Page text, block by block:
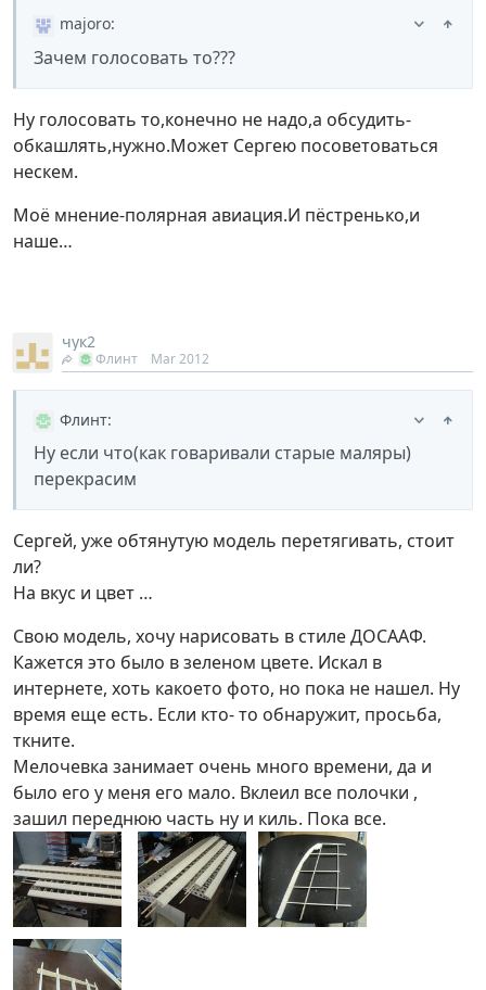
majoro:
Зачем голосовать то???
Ну голосовать то,конечно не надо,а обсудить-
обкашлять,нужно.Может Сергею посоветоваться
нескем.
Моё мнение-полярная авиация.И пёстренько,и
наше…
чук2
Флинт Mar 2012
Флинт:
Ну если что(как говаривали старые маляры)
перекрасим
Сергей, уже обтянутую модель перетягивать, стоит
ли?
На вкус и цвет …
Свою модель, хочу нарисовать в стиле ДОСААФ.
Кажется это было в зеленом цвете. Искал в
интернете, хоть какоето фото, но пока не нашел. Ну
время еще есть. Если кто- то обнаружит, просьба,
ткните.
Мелочевка занимает очень много времени, да и
было его у меня его мало. Вклеил все полочки ,
зашил переднюю часть ну и киль. Пока все.